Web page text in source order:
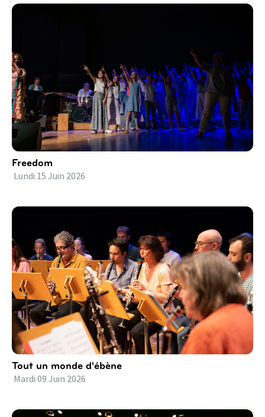
Freedom
Lundi 15 Juin 2026
Tout un monde d'ébène
Mardi 09 Juin 2026